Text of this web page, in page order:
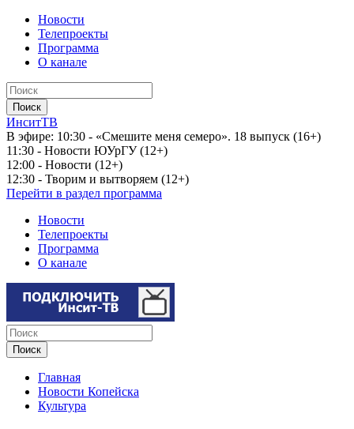
Новости
Телепроекты
Программа
О канале
ИнситТВ
В эфире: 10:30 - «Смешите меня семеро». 18 выпуск (16+)
11:30 - Новости ЮУрГУ (12+)
12:00 - Новости (12+)
12:30 - Творим и вытворяем (12+)
Перейти в раздел программа
Новости
Телепроекты
Программа
О канале
Главная
Новости Копейска
Культура